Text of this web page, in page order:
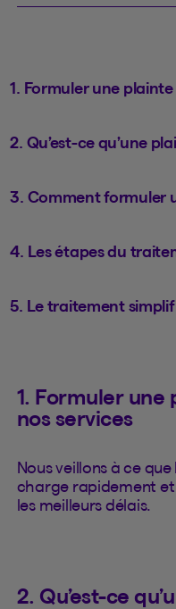
1. Formuler une plainte
2. Qu’est-ce qu’une
3. Comment formuler
4. Les étapes du
5. Le traitement
1. Formuler une
nos services
Nous veillons à ce
charge rapidement et
les meilleurs délais.
2. Qu’est-ce